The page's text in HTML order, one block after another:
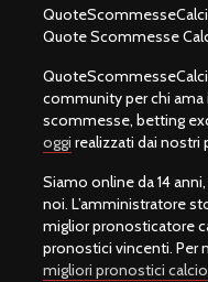
Quote Scommesse
community per chi
scommesse, betting
oggi realizzati dai nostri
Siamo online da 14
noi. L’amministratore
miglior pronosticatore
pronostici vincenti. Per
migliori pronostici calcio